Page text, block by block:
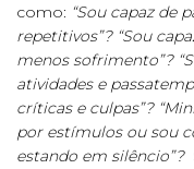
como: “Sou capaz de
repetitivos”? “Sou
menos sofrimento”?
atividades e
críticas e culpas”?
por estímulos ou sou
estando em silêncio”?